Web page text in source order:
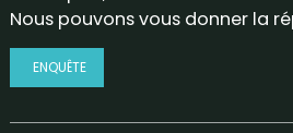
Nous pouvons vous donner la
ENQUÊTE